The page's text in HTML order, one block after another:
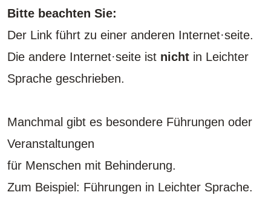
Bitte beachten Sie:
Der Link führt zu einer anderen Internet·seite.
Die andere Internet·seite ist nicht in Leichter
Sprache geschrieben.
Manchmal gibt es besondere Führungen oder
Veranstaltungen
für Menschen mit Behinderung.
Zum Beispiel: Führungen in Leichter Sprache.